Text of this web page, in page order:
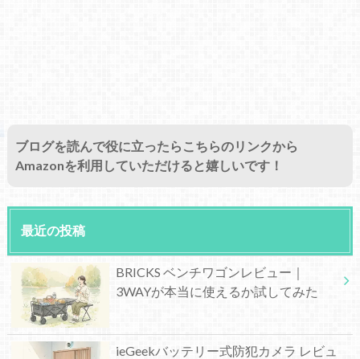
ブログを読んで役に立ったらこちらのリンクから
Amazonを利用していただけると嬉しいです！
最近の投稿
BRICKS ベンチワゴンレビュー｜
3WAYが本当に使えるか試してみた
ieGeekバッテリー式防犯カメラ レビュ